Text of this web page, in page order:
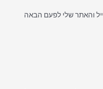
והאתר שלי לפעם הבאה